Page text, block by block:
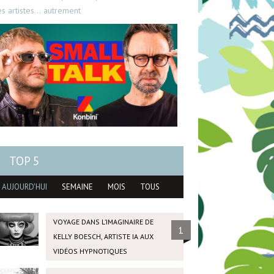
artistes… autrement
TOP 5
AUJOURD'HUI SEMAINE MOIS TOUS
VOYAGE DANS L’IMAGINAIRE DE
KELLY BOESCH, ARTISTE IA AUX
VIDÉOS HYPNOTIQUES
1